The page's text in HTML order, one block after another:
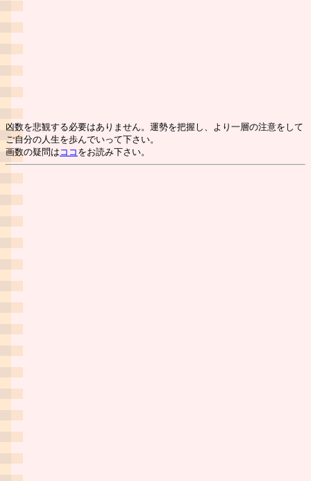
凶数を悲観する必要はありません。運勢を把握し、より一層の注意をして
ご自分の人生を歩んでいって下さい。
画数の疑問は ココ をお読み下さい。